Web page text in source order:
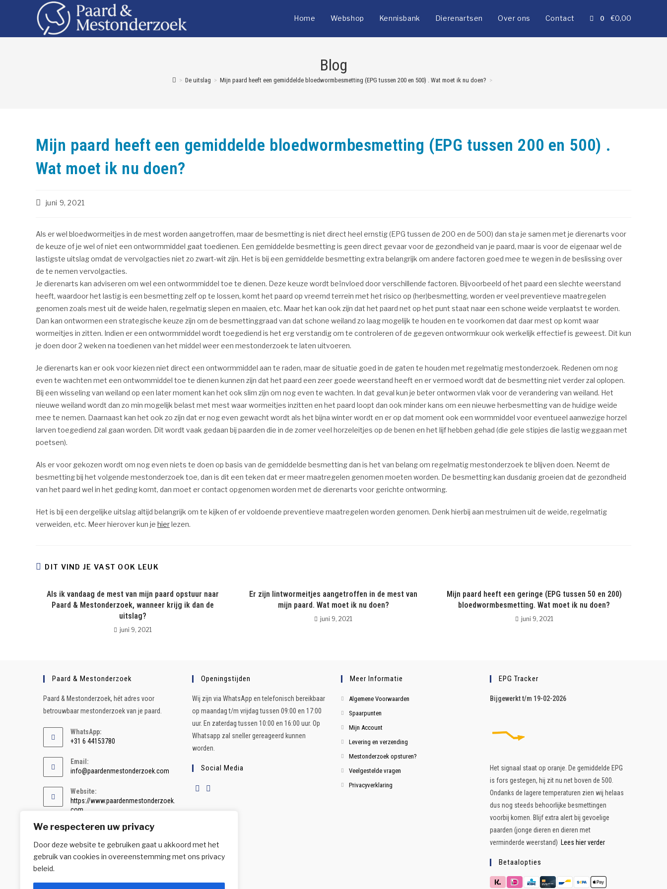
We respecteren uw privacy
Door deze website te gebruiken gaat u akkoord met het
gebruik van cookies in overeenstemming met ons privacy
beleid.
Home Webshop Kennisbank Dierenartsen Over ons Contact 0 €0,00
Blog
> De uitslag > Mijn paard heeft een gemiddelde bloedwormbesmetting (EPG tussen 200 en 500) . Wat moet ik nu doen? >
Mijn paard heeft een gemiddelde bloedwormbesmetting (EPG tussen 200 en 500) .
Wat moet ik nu doen?
juni 9, 2021
Als er wel bloedwormeitjes in de mest worden aangetroffen, maar de besmetting is niet direct heel ernstig (EPG tussen de 200 en de 500) dan sta je samen met je dierenarts voor
de keuze of je wel of niet een ontwormmiddel gaat toedienen. Een gemiddelde besmetting is geen direct gevaar voor de gezondheid van je paard, maar is voor de eigenaar wel de
lastigste uitslag omdat de vervolgacties niet zo zwart-wit zijn. Het is bij een gemiddelde besmetting extra belangrijk om andere factoren goed mee te wegen in de beslissing over
de te nemen vervolgacties.
Je dierenarts kan adviseren om wel een ontwormmiddel toe te dienen. Deze keuze wordt beïnvloed door verschillende factoren. Bijvoorbeeld of het paard een slechte weerstand
heeft, waardoor het lastig is een besmetting zelf op te lossen, komt het paard op vreemd terrein met het risico op (her)besmetting, worden er veel preventieve maatregelen
genomen zoals mest uit de weide halen, regelmatig slepen en maaien, etc. Maar het kan ook zijn dat het paard net op het punt staat naar een schone weide verplaatst te worden.
Dan kan ontwormen een strategische keuze zijn om de besmettinggraad van dat schone weiland zo laag mogelijk te houden en te voorkomen dat daar mest op komt waar
wormeitjes in zitten. Indien er een ontwormmiddel wordt toegediend is het erg verstandig om te controleren of de gegeven ontwormkuur ook werkelijk effectief is geweest. Dit kun
je doen door 2 weken na toedienen van het middel weer een mestonderzoek te laten uitvoeren.
Je dierenarts kan er ook voor kiezen niet direct een ontwormmiddel aan te raden, maar de situatie goed in de gaten te houden met regelmatig mestonderzoek. Redenen om nog
even te wachten met een ontwommiddel toe te dienen kunnen zijn dat het paard een zeer goede weerstand heeft en er vermoed wordt dat de besmetting niet verder zal oplopen.
Bij een wisseling van weiland op een later moment kan het ook slim zijn om nog even te wachten. In dat geval kun je beter ontwormen vlak voor de verandering van weiland. Het
nieuwe weiland wordt dan zo min mogelijk belast met mest waar wormeitjes inzitten en het paard loopt dan ook minder kans om een nieuwe herbesmetting van de huidige weide
mee te nemen. Daarnaast kan het ook zo zijn dat er nog even gewacht wordt als het bijna winter wordt en er op dat moment ook een wormmiddel voor eventueel aanwezige horzel
larven toegediend zal gaan worden. Dit wordt vaak gedaan bij paarden die in de zomer veel horzeleitjes op de benen en het lijf hebben gehad (die gele stipjes die lastig weggaan met
poetsen).
Als er voor gekozen wordt om nog even niets te doen op basis van de gemiddelde besmetting dan is het van belang om regelmatig mestonderzoek te blijven doen. Neemt de
besmetting bij het volgende mestonderzoek toe, dan is dit een teken dat er meer maatregelen genomen moeten worden. De besmetting kan dusdanig groeien dat de gezondheid
van het paard wel in het geding komt, dan moet er contact opgenomen worden met de dierenarts voor gerichte ontworming.
Het is bij een dergelijke uitslag altijd belangrijk om te kijken of er voldoende preventieve maatregelen worden genomen. Denk hierbij aan mestruimen uit de weide, regelmatig
verweiden, etc. Meer hierover kun je hierlezen.
DIT VIND JE VAST OOK LEUK
Als ik vandaag de mest van mijn paard opstuur naar
Paard & Mestonderzoek, wanneer krijg ik dan de
uitslag?
juni 9, 2021
Er zijn lintwormeitjes aangetroffen in de mest van
mijn paard. Wat moet ik nu doen?
juni 9, 2021
Mijn paard heeft een geringe (EPG tussen 50 en 200)
bloedwormbesmetting. Wat moet ik nu doen?
juni 9, 2021
Paard & Mestonderzoek
Paard & Mestonderzoek, hét adres voor
betrouwbaar mestonderzoek van je paard.
WhatsApp:
+31 6 44153780
Email:
info@paardenmestonderzoek.com
Website:
https://www.paardenmestonderzoek.
com
Openingstijden
Wij zijn via WhatsApp en telefonisch bereikbaar
op maandag t/m vrijdag tussen 09:00 en 17:00
uur. En zaterdag tussen 10:00 en 16:00 uur. Op
Whatsapp zal sneller gereageerd kunnen
worden.
Social Media
Meer Informatie
Algemene Voorwaarden
Spaarpunten
Mijn Account
Levering en verzending
Mestonderzoek opsturen?
Veelgestelde vragen
Privacyverklaring
EPG Tracker
Bijgewerkt t/m 19-02-2026
Het signaal staat op oranje. De gemiddelde EPG
is fors gestegen, hij zit nu net boven de 500.
Ondanks de lagere temperaturen zien wij helaas
dus nog steeds behoorlijke besmettingen
voorbij komen. Blijf extra alert bij gevoelige
paarden (jonge dieren en dieren met
verminderde weerstand) Lees hier verder
Betaalopties